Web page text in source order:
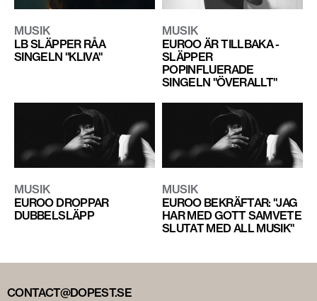
MUSIK
LB SLÄPPER RÅA
SINGELN "KLIVA"
MUSIK
EUROO ÄR TILLBAKA -
SLÄPPER
POPINFLUERADE
SINGELN "ÖVERALLT"
MUSIK
EUROO DROPPAR
DUBBELSLÄPP
MUSIK
EUROO BEKRÄFTAR: "JAG
HAR MED GOTT SAMVETE
SLUTAT MED ALL MUSIK"
CONTACT@DOPEST.SE